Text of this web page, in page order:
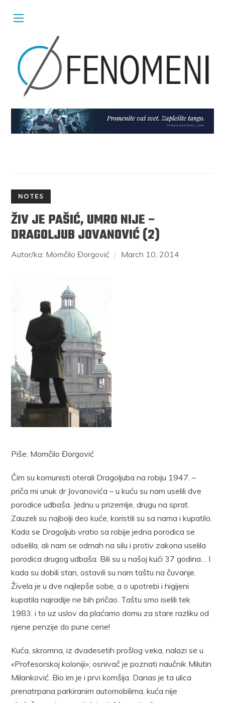
NOTES
ŽIV JE PAŠIĆ, UMRO NIJE –
DRAGOLJUB JOVANOVIĆ (2)
Autor/ka: Momčilo Đorgović March 10, 2014
Piše: Momčilo Đorgović
Čim su komunisti oterali Dragoljuba na robiju 1947. –
priča mi unuk dr Jovanovića – u kuću su nam uselili dve
porodice udbaša. Jednu u prizemlje, drugu na sprat.
Zauzeli su najbolji deo kuće, koristili su sa nama i kupatilo.
Kada se Dragoljub vratio sa robije jedna porodica se
odselila, ali nam se odmah na silu i protiv zakona uselila
porodica drugog udbaša. Bili su u našoj kući 37 godina… I
kada su dobili stan, ostavili su nam taštu na čuvanje.
Živela je u dve najlepše sobe, a o upotrebi i higijeni
kupatila najradije ne bih pričao. Taštu smo iselili tek
1983. i to uz uslov da plaćamo domu za stare razliku od
njene penzije do pune cene!
Kuća, skromna, iz dvadesetih prošlog veka, nalazi se u
«Profesorskoj koloniji»; osnivač je poznati naučnik Milutin
Milanković. Bio im je i prvi komšija. Danas je ta ulica
prenatrpana parkiranim automobilima, kuća nije